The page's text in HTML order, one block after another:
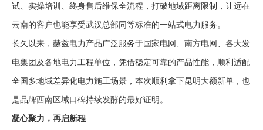
试、实操培训、终身售后维保全流程，打破地域距离限制，让远在
云南的客户也能享受武汉总部同等标准的一站式电力服务。
长久以来，赫兹电力产品广泛服务于国家电网、南方电网、各大发
电集团及各地电力工程单位，凭借稳定可靠的产品性能，顺利适配
全国多地域差异化电力施工场景，本次顺利拿下昆明大额新单，也
是品牌西南区域口碑持续发酵的最好证明。
凝心聚力，再启新程